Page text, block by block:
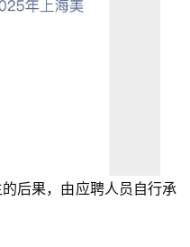
后果，由应聘人员自行承